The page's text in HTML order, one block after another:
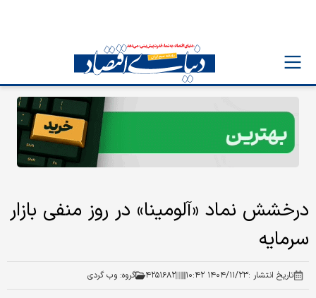
درخشش نماد «آلومینا» در روز منفی بازار
سرمایه
تاریخ انتشار :۱۴۰۴/۱۱/۲۳ ۱۰:۴۲ ۴۲۵۱۶۸۲ گروه: وب گردی